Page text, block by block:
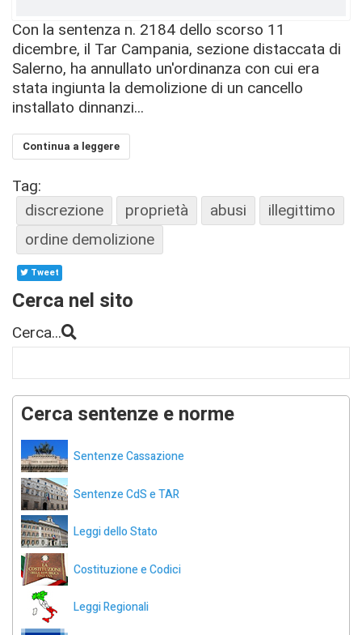
Con la sentenza n. 2184 dello scorso 11
dicembre, il Tar Campania, sezione distaccata di
Salerno, ha annullato un'ordinanza con cui era
stata ingiunta la demolizione di un cancello
installato dinnanzi...
Continua a leggere
Tag:
discrezione
proprietà abusi
illegittimo
ordine demolizione
Tweet
Cerca nel sito
Cerca...
Cerca sentenze e norme
Sentenze Cassazione
Sentenze CdS e TAR
Leggi dello Stato
Costituzione e Codici
Leggi Regionali